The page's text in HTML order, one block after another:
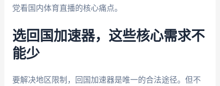
党看国内体育直播的核心痛点。
选回国加速器，这些核心需求不
能少
要解决地区限制，回国加速器是唯一的合法途径。但不